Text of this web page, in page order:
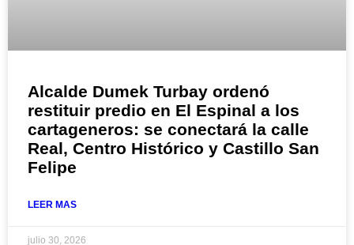
Alcalde Dumek Turbay ordenó
restituir predio en El Espinal a los
cartageneros: se conectará la calle
Real, Centro Histórico y Castillo San
Felipe
LEER MAS
julio 30, 2026